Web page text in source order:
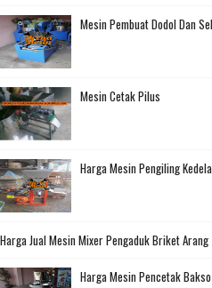
Mesin Pembuat Dodol Dan
Mesin Cetak Pilus
Harga Mesin Pengiling
Harga Jual Mesin Mixer Pengaduk Briket Arang
Harga Mesin Pencetak